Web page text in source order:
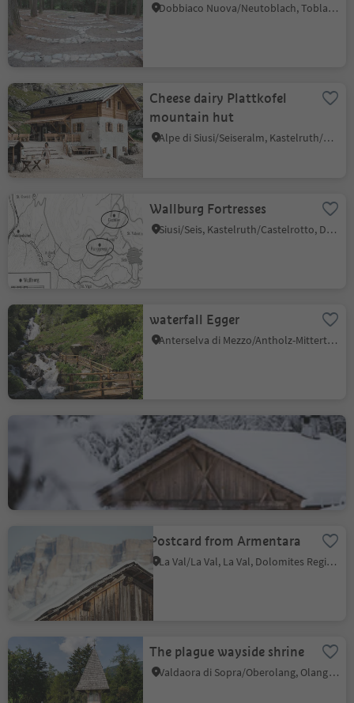
Dobbiaco Nuova/Neutoblach, Toblach/Dobbiaco, Dolomites Region 3 Zinnen
Cheese dairy Plattkofel
mountain hut
Alpe di Siusi/Seiseralm, Kastelruth/Castelrotto, Dolomites Region Seiser Alm
Wallburg Fortresses
Siusi/Seis, Kastelruth/Castelrotto, Dolomites Region Seiser Alm
waterfall Egger
Anterselva di Mezzo/Antholz-Mittertal, Rasen-Antholz/Rasun Anterselva, Dolomites Region Kronplatz/Plan de Corones
Forge
Postcard from Armentara
La Val/La Val, La Val, Dolomites Region Alta Badia
The plague wayside shrine
Valdaora di Sopra/Oberolang, Olang/Valdaora, Dolomites Region Kronplatz/Plan de Corones